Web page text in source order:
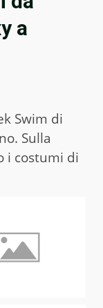
a
Swim di
Sulla
i costumi di